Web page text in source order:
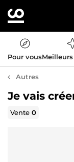
Pour vous
Autres
Je vais
Vente0